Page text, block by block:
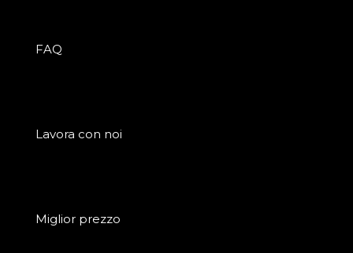
FAQ
Lavora con noi
Miglior prezzo